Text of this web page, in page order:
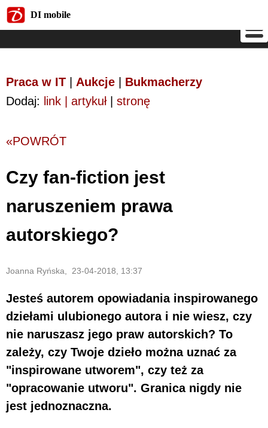
DI mobile
Praca w IT Aukcje
Bukmacherzy
Dodaj: link | artykuł| stronę
«POWRÓT
Czy fan-fiction jest
naruszeniem prawa
autorskiego?
Joanna Ryńska, 23-04-2018, 13:37
Jesteś autorem opowiadania inspirowanego
dziełami ulubionego autora i nie wiesz, czy
nie naruszasz jego praw autorskich? To
zależy, czy Twoje dzieło można uznać za
"inspirowane utworem", czy też za
"opracowanie utworu". Granica nigdy nie
jest jednoznaczna.
DI mobile